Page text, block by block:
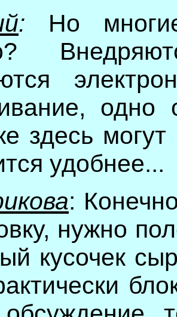
: Но
одно
здесь
удобнее...
:
нужно
кусочек